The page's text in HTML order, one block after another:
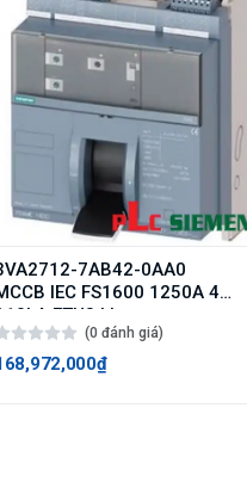
7AB42-0AA0
IEC FS1600 1250A 4p
ETU3 LI
(0 đánh giá)